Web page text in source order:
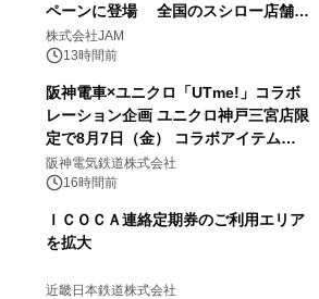
ペーンに登場 全国のスシロー店舗で
GR 4車種の FUNBOO(ミニカー)付き
メニューが展開されます
株式会社JAM
13時間前
阪神電車×ユニクロ「UTme!」コラボ
レーション企画 ユニクロ神戸三宮店限
定で8月7日（金） コラボアイテムが
発売決定！
阪神電気鉄道株式会社
16時間前
ＩＣＯＣＡ連絡定期券のご利用エリア
を拡大
近畿日本鉄道株式会社